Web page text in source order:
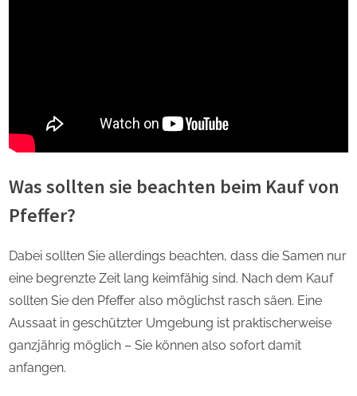
Was sollten sie beachten beim Kauf von
Pfeffer?
Dabei sollten Sie allerdings beachten, dass die Samen nur
eine begrenzte Zeit lang keimfähig sind. Nach dem Kauf
sollten Sie den Pfeffer also möglichst rasch säen. Eine
Aussaat in geschützter Umgebung ist praktischerweise
ganzjährig möglich – Sie können also sofort damit
anfangen.